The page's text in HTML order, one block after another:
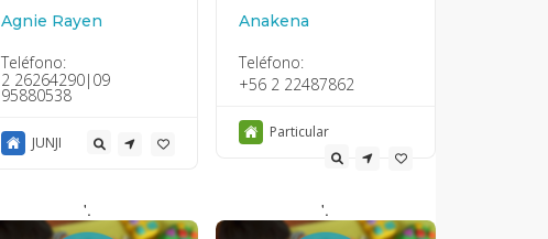
Agnie Rayen
Teléfono:
2 26264290|09
95880538
JUNJI
Anakena
Teléfono:
+56 2 22487862
Particular
'. '.